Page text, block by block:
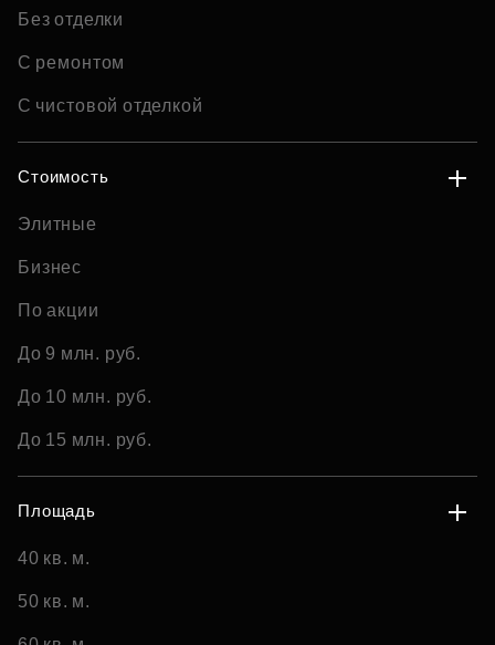
Без отделки
С ремонтом
С чистовой отделкой
Стоимость
Элитные
Бизнес
По акции
До 9 млн. руб.
До 10 млн. руб.
До 15 млн. руб.
Площадь
40 кв. м.
50 кв. м.